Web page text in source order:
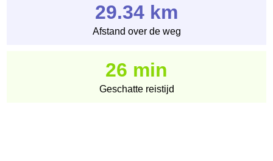
29.34 km
Afstand over de weg
26 min
Geschatte reistijd